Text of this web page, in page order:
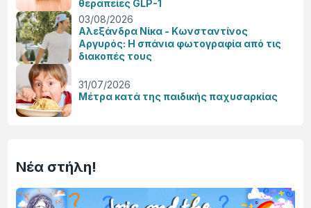
θεραπείες GLP-1
03/08/2026
Αλεξάνδρα Νίκα - Κωνσταντίνος
Αργυρός: Η σπάνια φωτογραφία από τις
διακοπές τους
31/07/2026
Μέτρα κατά της παιδικής παχυσαρκίας
Νέα στήλη!